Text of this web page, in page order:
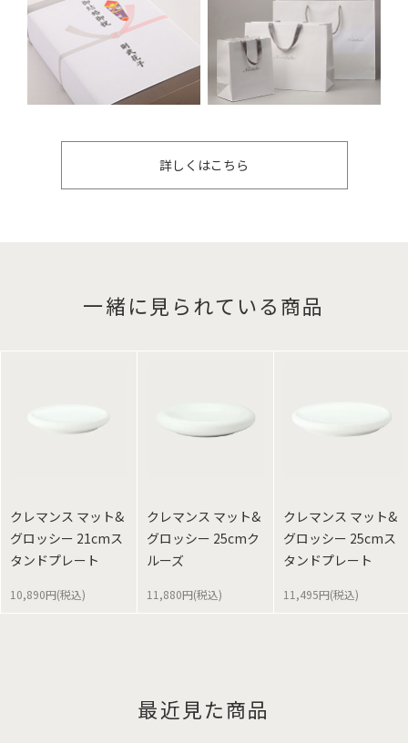
詳しくはこちら
一緒に見られている商品
クレマンス マット&
グロッシー 21cmス
タンドプレート
10,890円(税込)
クレマンス マット&
グロッシー 25cmク
ルーズ
11,880円(税込)
クレマンス マット&
グロッシー 25cmス
タンドプレート
11,495円(税込)
最近見た商品